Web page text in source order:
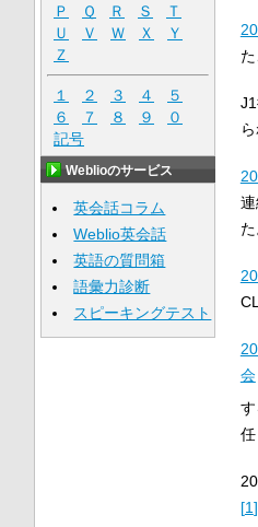
た
た
会
任
[1]
Ｐ
Ｑ Ｒ Ｓ
Ｔ
Ｕ
Ｖ Ｗ Ｘ
Ｙ
Ｚ
１ ２ ３ ４
５
６
７ ８ ９
０
記号
Weblioのサービス
英会話コラム
Weblio英会話
英語の質問箱
語彙力診断
スピーキングテスト